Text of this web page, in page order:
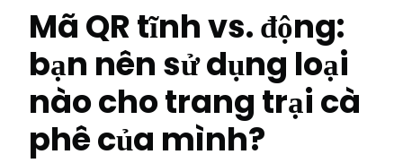
Mã QR tĩnh vs. động:
bạn nên sử dụng loại
nào cho trang trại cà
phê của mình?